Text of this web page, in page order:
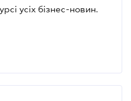
усіх бізнес-новин.